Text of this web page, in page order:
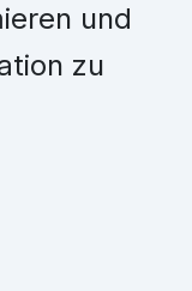
und
zu